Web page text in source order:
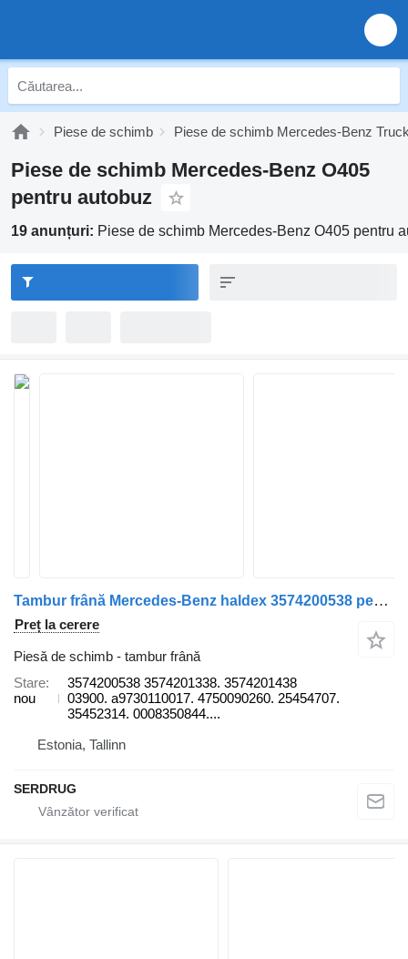
Piese de schimb Piese de schimb Mercedes-Benz
Piese de schimb Mercedes-Benz O405
pentru autobuz
19 anunțuri: Piese de schimb Mercedes-Benz O405 pentru
Tambur frână Mercedes-Benz haldex 3574200538 pentru autobuz Mercedes-Benz O405
Preț la cerere
Piesă de schimb - tambur frână
Stare
nou
3574200538 3574201338. 3574201438
03900. а9730110017. 4750090260. 25454707.
35452314. 0008350844....
Estonia, Tallinn
SERDRUG